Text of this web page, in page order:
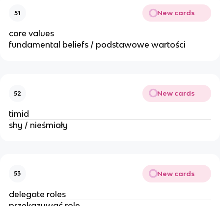
51 New cards
core values
fundamental beliefs / podstawowe wartości
52 New cards
timid
shy / nieśmiały
53 New cards
delegate roles